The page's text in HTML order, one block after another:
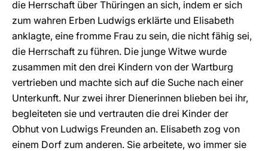
die Herrschaft über Thüringen an sich, indem er sich
zum wahren Erben Ludwigs erklärte und Elisabeth
anklagte, eine fromme Frau zu sein, die nicht fähig sei,
die Herrschaft zu führen. Die junge Witwe wurde
zusammen mit den drei Kindern von der Wartburg
vertrieben und machte sich auf die Suche nach einer
Unterkunft. Nur zwei ihrer Dienerinnen blieben bei ihr,
begleiteten sie und vertrauten die drei Kinder der
Obhut von Ludwigs Freunden an. Elisabeth zog von
einem Dorf zum anderen. Sie arbeitete, wo immer sie